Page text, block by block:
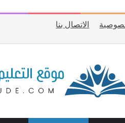
الاتصال بنا